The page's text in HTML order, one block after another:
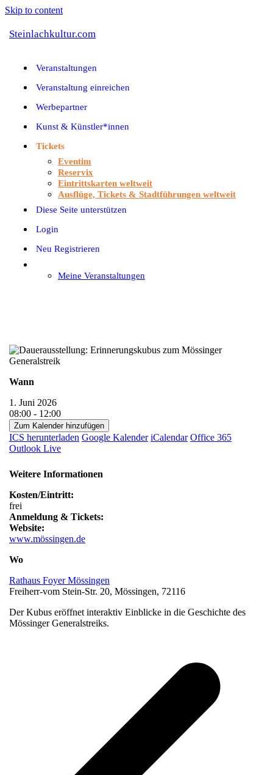
Skip to content
Steinlachkultur.com
Veranstaltungen
Veranstaltung einreichen
Werbepartner
Kunst & Künstler*innen
Tickets
Eventim
Reservix
Eintrittskarten weltweit
Ausflüge, Tickets & Stadtführungen weltweit
Diese Seite unterstützen
Login
Neu Registrieren
Meine Veranstaltungen
Wann
1. Juni 2026
08:00 - 12:00
Zum Kalender hinzufügen
ICS herunterladen Google Kalender iCalendar Office 365
Outlook Live
Weitere Informationen
Kosten/Eintritt:
frei
Anmeldung & Tickets:
Website:
www.mössingen.de
Wo
Rathaus Foyer Mössingen
Freiherr-vom Stein-Str. 20, Mössingen, 72116
Der Kubus eröffnet interaktiv Einblicke in die Geschichte des
Mössinger Generalstreiks.